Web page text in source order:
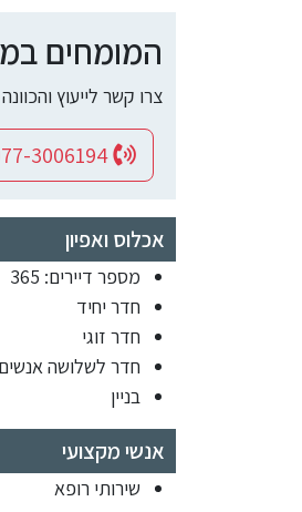
המומחים
צרו קשר לייעוץ
אכלוס ואפיון
מספר דיירים: 365
חדר יחיד
חדר זוגי
חדר לשלושה אנשים
בניין
אנשי מקצועי
שירותי רופא